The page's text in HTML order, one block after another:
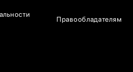
Правообладателям